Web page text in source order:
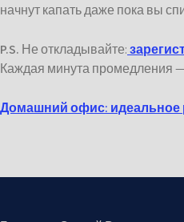
начнут капать даже пока вы
P.S. Не откладывайте:
Каждая минута промедления
Навигация
Домашний офис: идеальное